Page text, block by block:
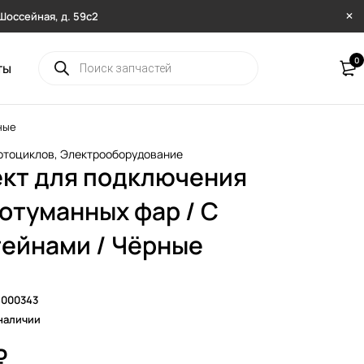
д. 59с2
0
,Электрооборудование
для подключения
фар / С
/ Чёрные